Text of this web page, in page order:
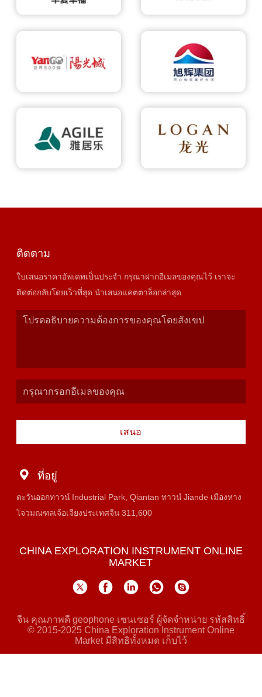
ติดตาม
ใบเสนอราคาอัพเดทเป็นประจำ กรุณาฝากอีเมลของคุณไว้ เราจะ
ติดต่อกลับโดยเร็วที่สุด นำเสนอแคตตาล็อกล่าสุด
เสนอ
ที่อยู่
ตะวันออกทาวน์ Industrial Park, Qiantan ทาวน์ Jiande เมืองหาง
โจวมณฑลเจ้อเจียงประเทศจีน 311,600
CHINA EXPLORATION INSTRUMENT ONLINE
MARKET
จีน คุณภาพดี geophone เซนเซอร์ ผู้จัดจําหน่าย รหัสสิทธิ์
© 2015-2025 China Exploration Instrument Online
Market มีสิทธิทั้งหมด เก็บไว้